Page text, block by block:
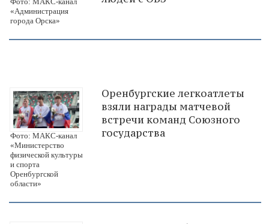
«Администрация
города Орска»
Фото: МАКС-канал
«Министерство
физической культуры
и спорта
Оренбургской
области»
Оренбургские легкоатлеты
взяли награды матчевой
встречи команд Союзного
государства